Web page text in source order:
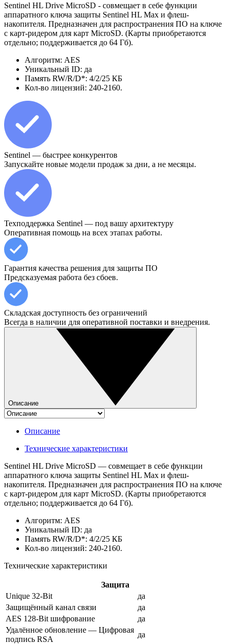
Sentinel HL Drive MicroSD - совмещает в себе функции
аппаратного ключа защиты Sentinel HL Max и флеш-
накопителя. Предназначен для распространения ПО на ключе
с карт-ридером для карт MicroSD. (Карты приобретаются
отдельно; поддерживается до 64 Гб).
Алгоритм: AES
Уникальный ID: да
Память RW/R/D*: 4/2/25 КБ
Кол-во лицензий: 240-2160.
Sentinel — быстрее конкурентов
Запускайте новые модели продаж за дни, а не месяцы.
Техподдержка Sentinel — под вашу архитектуру
Оперативная помощь на всех этапах работы.
Гарантия качества решения для защиты ПО
Предсказуемая работа без сбоев.
Складская доступность без ограничений
Всегда в наличии для оперативной поставки и внедрения.
Описание
Описание
Технические характеристики
Sentinel HL Drive MicroSD — совмещает в себе функции
аппаратного ключа защиты Sentinel HL Max и флеш-
накопителя. Предназначен для распространения ПО на ключе
с карт-ридером для карт MicroSD. (Карты приобретаются
отдельно; поддерживается до 64 Гб).
Алгоритм: AES
Уникальный ID: да
Память RW/R/D*: 4/2/25 КБ
Кол-во лицензий: 240-2160.
Технические характеристики
Защита
Unique 32-Bit
да
Защищённый канал связи
да
AES 128-Bit шифрование
да
Удалённое обновление — Цифровая
подпись RSA
да